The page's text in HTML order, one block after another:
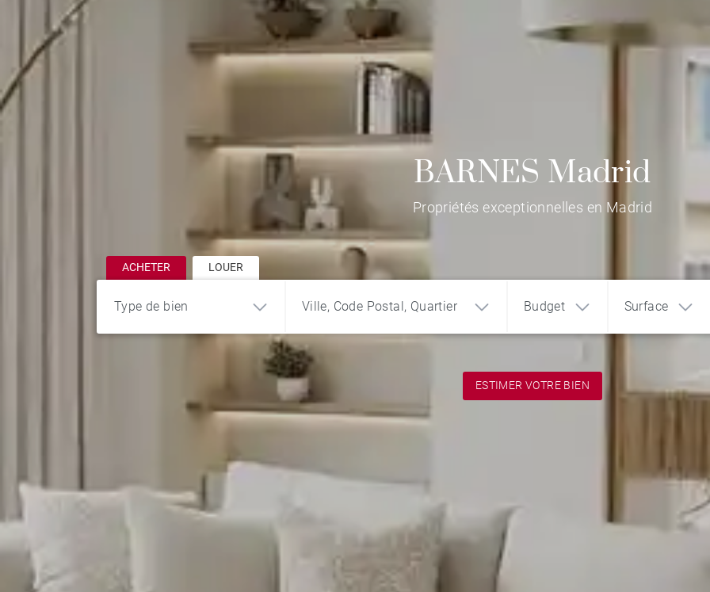
BARNES Madrid
Propriétés exceptionnelles en Madrid
ACHETER LOUER
Type de bien
Penthouse
Ville, Code Postal, Quartier Budget Surface
1 2 3
ESTIMER VOTRE BIEN